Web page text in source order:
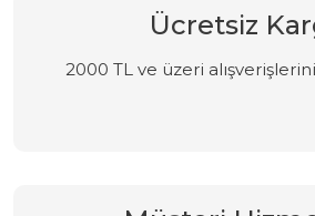
Ücretsiz
2000 TL ve üzeri